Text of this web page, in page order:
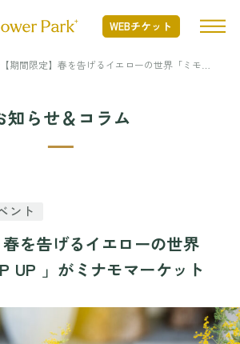
WEBチケット
について
ング
ピング TOP
ティビティ
【期間限定】春を告げるイエローの世界「ミモザ
知らせ＆コラム
ント
春を告げるイエローの世界
UP 」がミナモマーケット